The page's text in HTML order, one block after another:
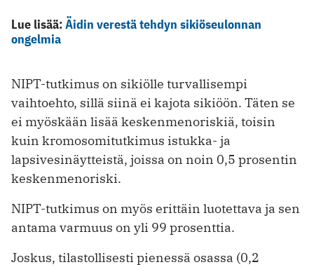
Lue lisää:Äidin verestä tehdyn sikiöseulonnan
ongelmia
NIPT-tutkimus on sikiölle turvallisempi
vaihtoehto, sillä siinä ei kajota sikiöön. Täten se
ei myöskään lisää keskenmenoriskiä, toisin
kuin kromosomitutkimus istukka- ja
lapsivesinäytteistä, joissa on noin 0,5 prosentin
keskenmenoriski.
NIPT-tutkimus on myös erittäin luotettava ja sen
antama varmuus on yli 99 prosenttia.
Joskus, tilastollisesti pienessä osassa (0,2